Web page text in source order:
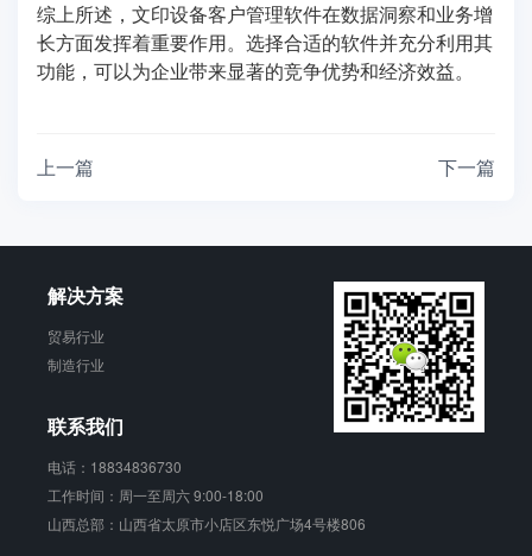
综上所述，文印设备客户管理软件在数据洞察和业务增
长方面发挥着重要作用。选择合适的软件并充分利用其
功能，可以为企业带来显著的竞争优势和经济效益。
上一篇 下一篇
解决方案
贸易行业
制造行业
联系我们
电话：18834836730
工作时间：周一至周六 9:00-18:00
山西总部：山西省太原市小店区东悦广场4号楼806